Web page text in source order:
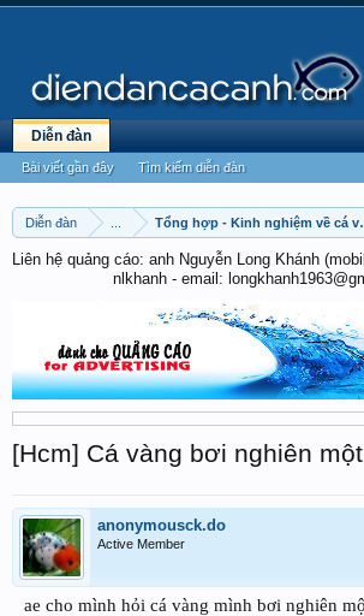
Diễn đàn Tổng hợp - Kinh nghiệm về cá
Liên hệ quảng cáo: anh Nguyễn Long Khánh
nlkhanh - email:
[Hcm] Cá vàng bơi nghiên
anonymousck.do
Active Member
ae cho mình hỏi cá vàng mình bơi nghiên
Diễn đàn
Bài viết gần đây Tìm kiếm diễn đàn